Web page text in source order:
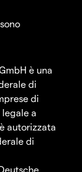
è una
di
di
legale a
autorizzata
di